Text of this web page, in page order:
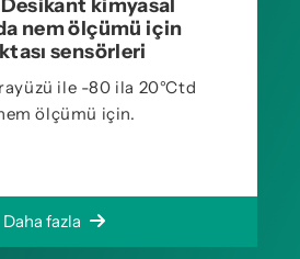
kimyasal
nem ölçümü için
sensörleri
ile -80 ila 20°Ctd
ölçümü için.
Daha fazla